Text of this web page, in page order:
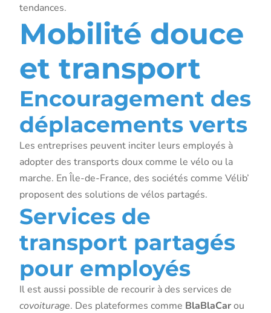
tendances.
Mobilité douce
et transport
Encouragement des
déplacements verts
Les entreprises peuvent inciter leurs employés à
adopter des transports doux comme le vélo ou la
marche. En Île-de-France, des sociétés comme Vélib’
proposent des solutions de vélos partagés.
Services de
transport partagés
pour employés
Il est aussi possible de recourir à des services de
covoiturage. Des plateformes comme BlaBlaCarou